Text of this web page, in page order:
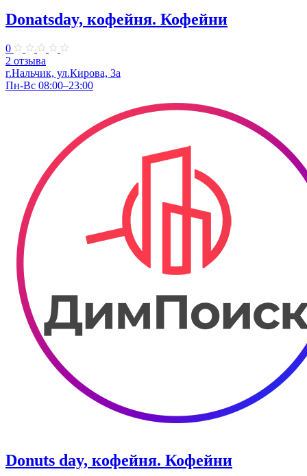
Donatsday, кофейня. Кофейни
0
2 отзыва
г.Нальчик, ул.Кирова, 3а
Пн-Вс 08:00–23:00
Donuts day, кофейня. Кофейни